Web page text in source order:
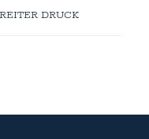
DRUCK